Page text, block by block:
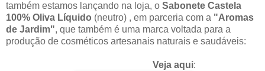
também estamos lançando na loja, o Sabonete Castela
100% Oliva Líquido (neutro) , em parceria com a "Aromas
de Jardim", que também é uma marca voltada para a
produção de cosméticos artesanais naturais e saudáveis:
Veja aqui: